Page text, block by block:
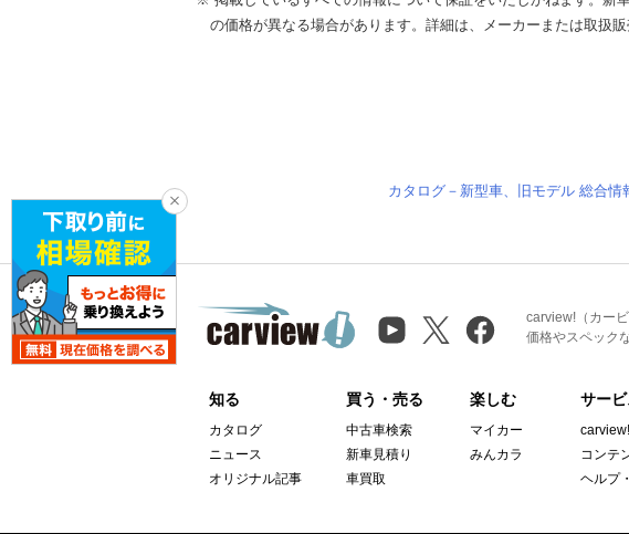
の価格が異なる場合があります。詳細は、メーカーまたは取扱
カタログ－新型車、旧モデル 総合情
carview!（カー
価格やスペック
知る
カタログ
ニュース
オリジナル記事
買う・売る
中古車検索
新車見積り
車買取
楽しむ
マイカー
みんカラ
サービ
コンテ
ヘルプ